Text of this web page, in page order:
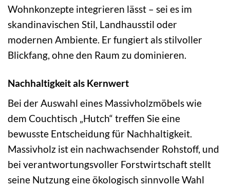
Wohnkonzepte integrieren lässt – sei es im
skandinavischen Stil, Landhausstil oder
modernen Ambiente. Er fungiert als stilvoller
Blickfang, ohne den Raum zu dominieren.
Nachhaltigkeit als Kernwert
Bei der Auswahl eines Massivholzmöbels wie
dem Couchtisch „Hutch“ treffen Sie eine
bewusste Entscheidung für Nachhaltigkeit.
Massivholz ist ein nachwachsender Rohstoff, und
bei verantwortungsvoller Forstwirtschaft stellt
seine Nutzung eine ökologisch sinnvolle Wahl